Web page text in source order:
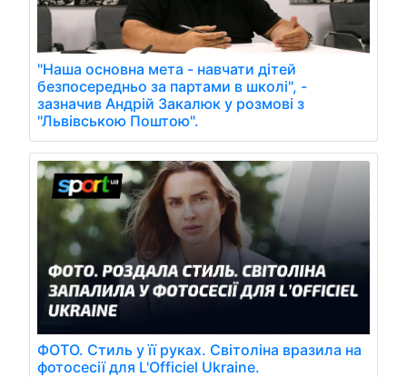
"Наша основна мета - навчати дітей
безпосередньо за партами в школі", -
зазначив Андрій Закалюк у розмові з
"Львівською Поштою".
ФОТО. Стиль у її руках. Світоліна вразила на
фотосесії для L'Officiel Ukraine.